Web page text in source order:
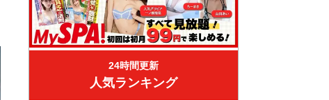
24時間更新
人気ランキング